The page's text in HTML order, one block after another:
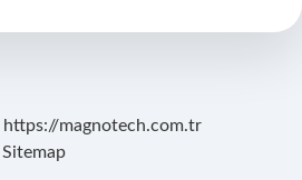
https://magnotech.com.tr
Sitemap